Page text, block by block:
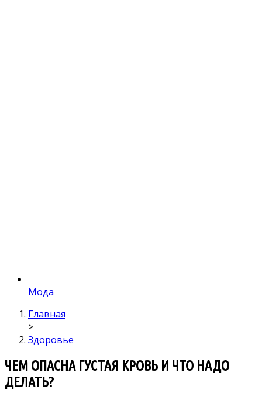
Мода
Главная
>
Здоровье
ЧЕМ ОПАСНА ГУСТАЯ КРОВЬ И ЧТО НАДО
ДЕЛАТЬ?